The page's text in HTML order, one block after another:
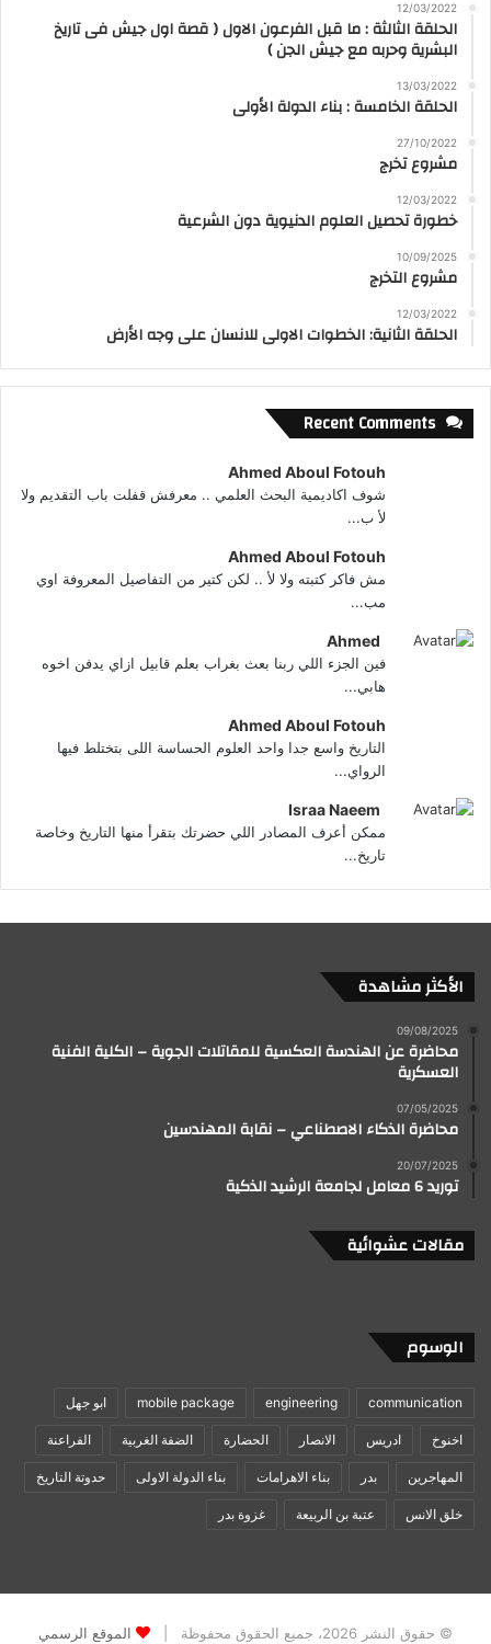
12/03/2022
الحلقة الثالثة : ما قبل الفرعون الاول ( قصة اول جيش فى تاريخ
البشرية وحربه مع جيش الجن )
13/03/2022
الحلقة الخامسة : بناء الدولة الأولى
27/10/2022
مشروع تخرج
12/03/2022
خطورة تحصيل العلوم الدنيوية دون الشرعية
10/09/2025
مشروع التخرج
12/03/2022
الحلقة الثانية: الخطوات الاولى للانسان على وجه الأرض
Recent Comments
Ahmed Aboul Fotouh
شوف اكاديمية البحث العلمي .. معرفش قفلت باب التقديم ولا
لأ ب...
Ahmed Aboul Fotouh
مش فاكر كتبته ولا لأ .. لكن كتير من التفاصيل المعروفة اوي
مب...
Ahmed
فين الجزء اللي ربنا بعث بغراب بعلم قابيل ازاي يدفن اخوه
هابي...
Ahmed Aboul Fotouh
التاريخ واسع جدا واحد العلوم الحساسة اللى بتختلط فيها
الرواي...
Israa Naeem
ممكن أعرف المصادر اللي حضرتك بتقرأ منها التاريخ وخاصة
تاريخ...
الأكثر مشاهدة
09/08/2025
محاضرة عن الهندسة العكسية للمقاتلات الجوية – الكلية الفنية
العسكرية
07/05/2025
محاضرة الذكاء الاصطناعي – نقابة المهندسين
20/07/2025
توريد 6 معامل لجامعة الرشيد الذكية
مقالات عشوائية
الوسوم
communication
engineering
mobile package ابو جهل
اخنوخ ادريس الانصار الحضارة الضفة الغربية الفراعنة
المهاجرين بدر بناء الاهرامات بناء الدولة الاولى حدوتة التاريخ
خلق الانس عتبة بن الربيعة غزوة بدر
© حقوق النشر 2026، جميع الحقوق محفوظة | الموقع الرسمي